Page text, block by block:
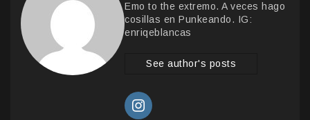
Emo to the extremo. A veces hago
cosillas en Punkeando. IG:
enriqeblancas
See author's posts